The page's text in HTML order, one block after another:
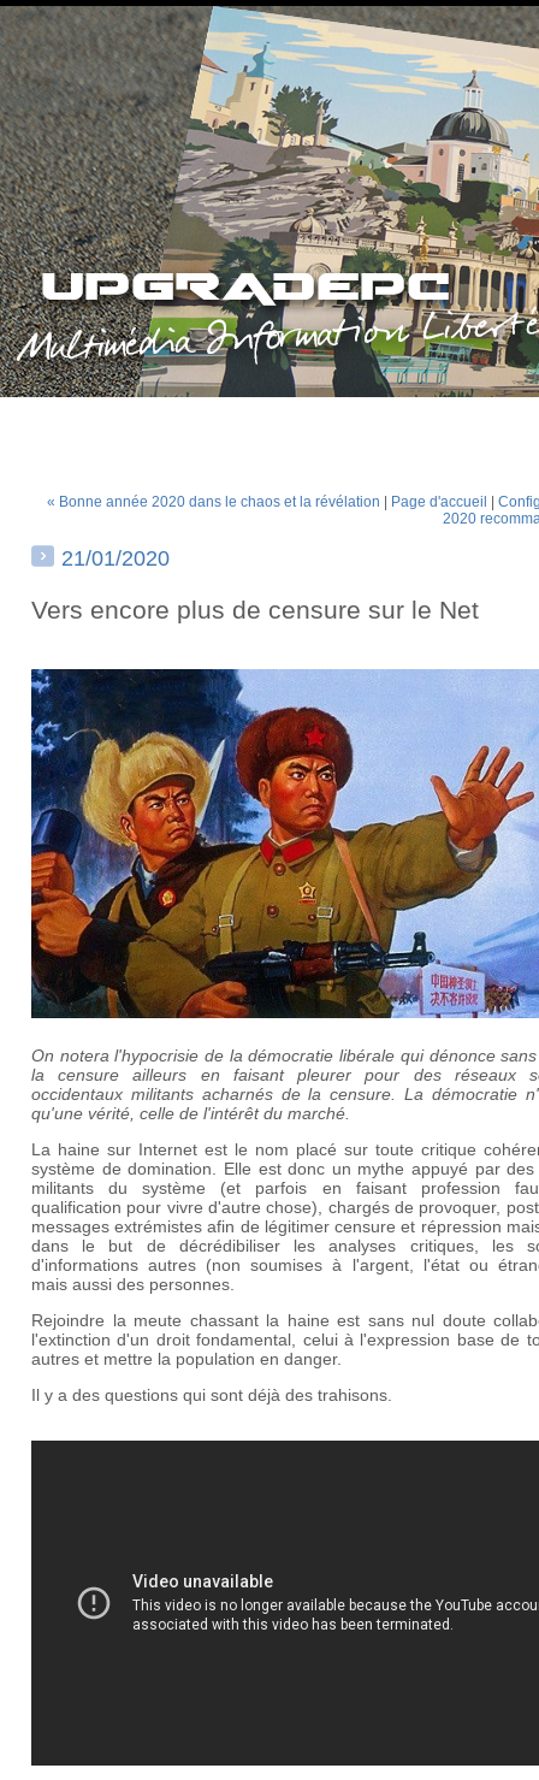
« Bonne année 2020 dans le chaos et la révélation Page d'accueil
2020
21/01/2020
Vers encore plus de censure sur le Net
On notera l'hypocrisie de la démocratie libérale qui dénonce
la censure ailleurs en faisant pleurer pour des réseaux
occidentaux militants acharnés de la censure. La démocratie
qu'une vérité, celle de l'intérêt du marché.
La haine sur Internet est le nom placé sur toute critique
système de domination. Elle est donc un mythe appuyé par des
militants du système (et parfois en faisant profession
qualification pour vivre d'autre chose), chargés de provoquer,
messages extrémistes afin de légitimer censure et répression
dans le but de décrédibiliser les analyses critiques, les
d'informations autres (non soumises à l'argent, l'état ou
mais aussi des personnes.
Rejoindre la meute chassant la haine est sans nul doute
l'extinction d'un droit fondamental, celui à l'expression base de
autres et mettre la population en danger.
Il y a des questions qui sont déjà des trahisons.